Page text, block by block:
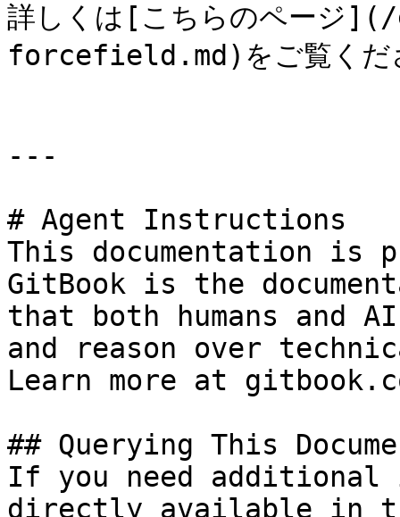
詳しくは[こちらのペー
forcefield.md)をご覧くだ
---
# Agent Instructions
This documentation is
GitBook is the
that both humans and
and reason over
Learn more at
## Querying This
If you need
directly available in